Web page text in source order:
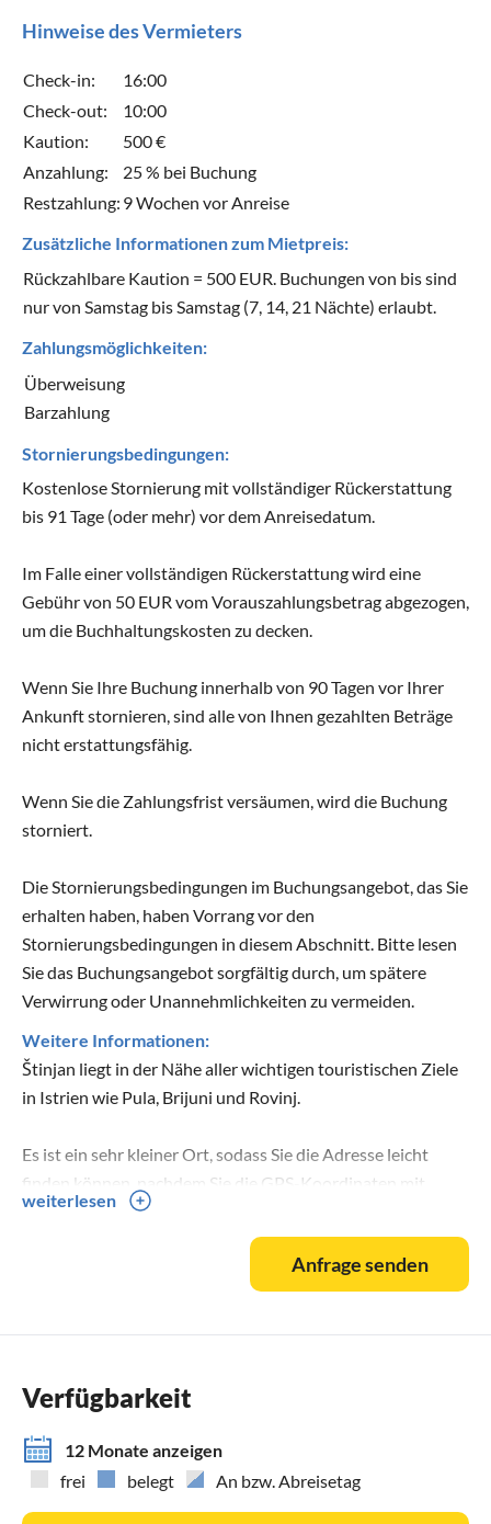
Hinweise des Vermieters
Check-in:
16:00
Check-out:
10:00
Kaution:
500 €
Anzahlung:
25 % bei Buchung
Restzahlung: 9 Wochen vor Anreise
Zusätzliche Informationen zum Mietpreis:
Rückzahlbare Kaution = 500 EUR. Buchungen von bis sind
nur von Samstag bis Samstag (7, 14, 21 Nächte) erlaubt.
Zahlungsmöglichkeiten:
Überweisung
Barzahlung
Stornierungsbedingungen:
Kostenlose Stornierung mit vollständiger Rückerstattung
bis 91 Tage (oder mehr) vor dem Anreisedatum.
Im Falle einer vollständigen Rückerstattung wird eine
Gebühr von 50 EUR vom Vorauszahlungsbetrag abgezogen,
um die Buchhaltungskosten zu decken.
Wenn Sie Ihre Buchung innerhalb von 90 Tagen vor Ihrer
Ankunft stornieren, sind alle von Ihnen gezahlten Beträge
nicht erstattungsfähig.
Wenn Sie die Zahlungsfrist versäumen, wird die Buchung
storniert.
Die Stornierungsbedingungen im Buchungsangebot, das Sie
erhalten haben, haben Vorrang vor den
Stornierungsbedingungen in diesem Abschnitt. Bitte lesen
Sie das Buchungsangebot sorgfältig durch, um spätere
Verwirrung oder Unannehmlichkeiten zu vermeiden.
Weitere Informationen:
Štinjan liegt in der Nähe aller wichtigen touristischen Ziele
in Istrien wie Pula, Brijuni und Rovinj.
Es ist ein sehr kleiner Ort, sodass Sie die Adresse leicht
finden können, nachdem Sie die GPS-Koordinaten mit
Ihnen geteilt haben.
weiterlesen
Anfrage senden
Verfügbarkeit
12 Monate anzeigen
frei
belegt An bzw. Abreisetag